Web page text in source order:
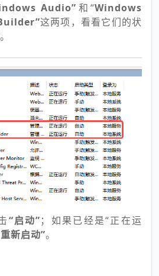
Audio” 和“Windows
这两项，看看它们的状
“启动”；如果已经是“正在运
新启动”。